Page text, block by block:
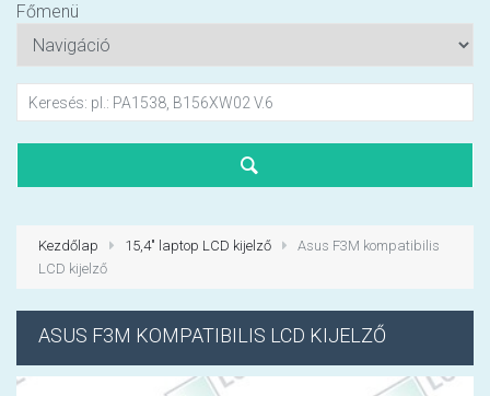
Főmenü
Kezdőlap 15,4" laptop LCD kijelző
Asus F3M kompatibilis
LCD kijelző
ASUS F3M KOMPATIBILIS LCD KIJELZŐ